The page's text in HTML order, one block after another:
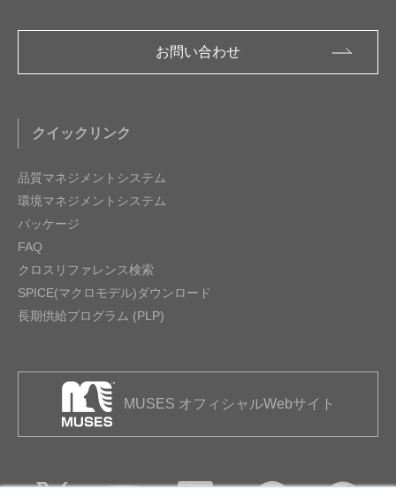
お問い合わせ
クイックリンク
品質マネジメントシステム
環境マネジメントシステム
パッケージ
FAQ
クロスリファレンス検索
SPICE(マクロモデル)ダウンロード
長期供給プログラム (PLP)
MUSES オフィシャルWebサイト